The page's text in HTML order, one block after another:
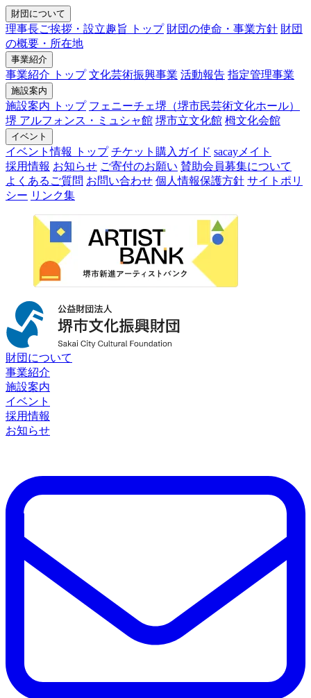
財団について
理事長ご挨拶・設立趣旨 トップ 財団の使命・事業方針 財団
の概要・所在地
事業紹介
事業紹介 トップ 文化芸術振興事業 活動報告 指定管理事業
施設案内
施設案内 トップ フェニーチェ堺（堺市民芸術文化ホール）
堺 アルフォンス・ミュシャ館 堺市立文化館 栂文化会館
イベント
イベント情報 トップ チケット購入ガイド sacayメイト
採用情報 お知らせ ご寄付のお願い 賛助会員募集について
よくあるご質問 お問い合わせ 個人情報保護方針 サイトポリ
シー リンク集
財団について
事業紹介
施設案内
イベント
採用情報
お知らせ